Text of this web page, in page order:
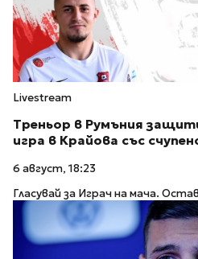
Livestream
Треньор в Румъния
игра в Крайова със
6 август, 18:23
Гласувай за Играч на мача.